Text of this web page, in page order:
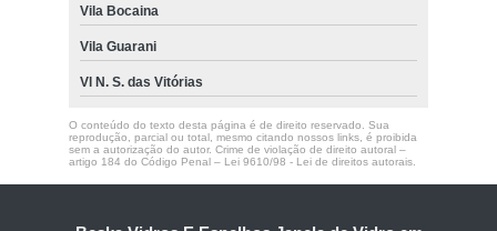
Vila Bocaina
Vila Guarani
Vl N. S. das Vitórias
O conteúdo do texto desta página é de direito reservado. Sua
reprodução, parcial ou total, mesmo citando nossos links, é proibida
sem a autorização do autor. Crime de violação de direito autoral –
artigo 184 do Código Penal – Lei 9610/98 - Lei de direitos autorais.